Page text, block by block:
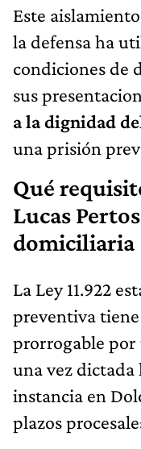
Este
la defensa ha
condiciones de
sus
a la dignidad
una prisión
Qué
Lucas
domiciliaria
La Ley 11.922
preventiva
prorrogable por
una vez
instancia en
plazos